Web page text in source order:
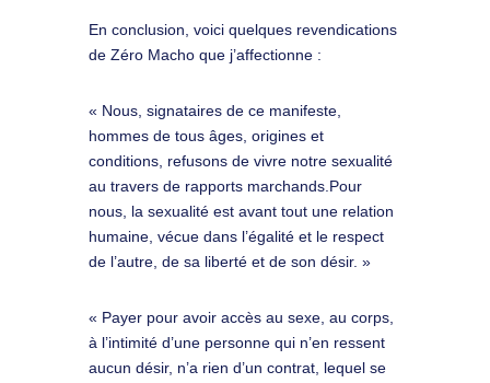
En conclusion, voici quelques revendications
de Zéro Macho que j’affectionne :
« Nous, signataires de ce manifeste,
hommes de tous âges, origines et
conditions, refusons de vivre notre sexualité
au travers de rapports marchands.Pour
nous, la sexualité est avant tout une relation
humaine, vécue dans l’égalité et le respect
de l’autre, de sa liberté et de son désir. »
« Payer pour avoir accès au sexe, au corps,
à l’intimité d’une personne qui n’en ressent
aucun désir, n’a rien d’un contrat, lequel se